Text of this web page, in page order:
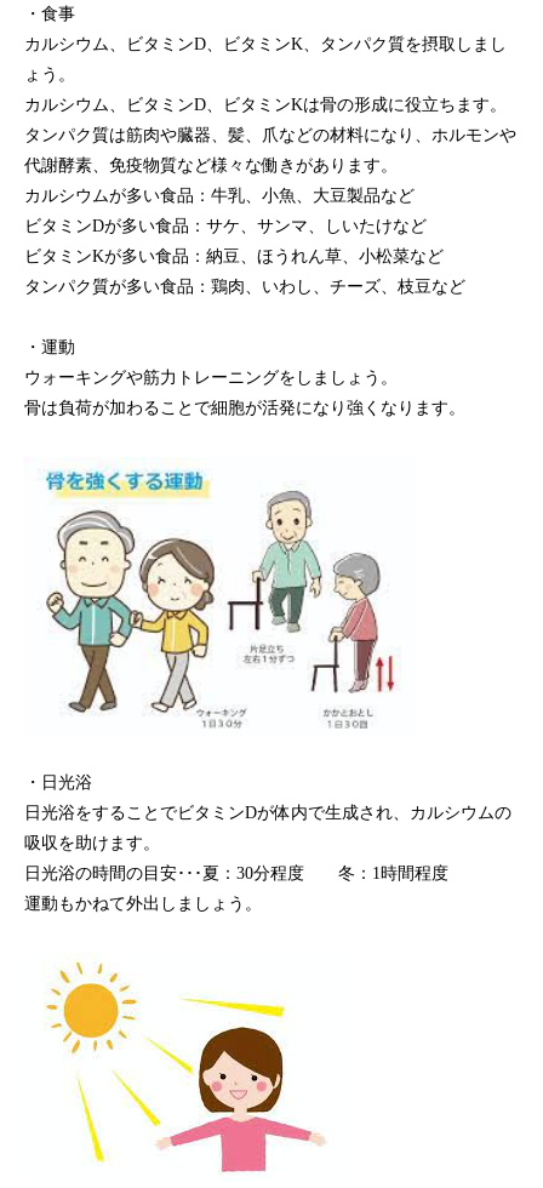
・食事
カルシウム、ビタミンD、ビタミンK、タンパク質を摂取しまし
ょう。
カルシウム、ビタミンD、ビタミンKは骨の形成に役立ちます。
タンパク質は筋肉や臓器、髪、爪などの材料になり、ホルモンや
代謝酵素、免疫物質など様々な働きがあります。
カルシウムが多い食品：牛乳、小魚、大豆製品など
ビタミンDが多い食品：サケ、サンマ、しいたけなど
ビタミンKが多い食品：納豆、ほうれん草、小松菜など
タンパク質が多い食品：鶏肉、いわし、チーズ、枝豆など
・運動
ウォーキングや筋力トレーニングをしましょう。
骨は負荷が加わることで細胞が活発になり強くなります。
・日光浴
日光浴をすることでビタミンDが体内で生成され、カルシウムの
吸収を助けます。
日光浴の時間の目安･･･夏：30分程度 冬：1時間程度
運動もかねて外出しましょう。